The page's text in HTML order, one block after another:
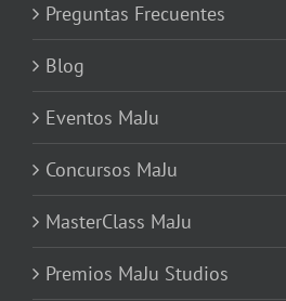
Preguntas Frecuentes
Blog
Eventos MaJu
Concursos MaJu
MasterClass MaJu
Premios MaJu Studios